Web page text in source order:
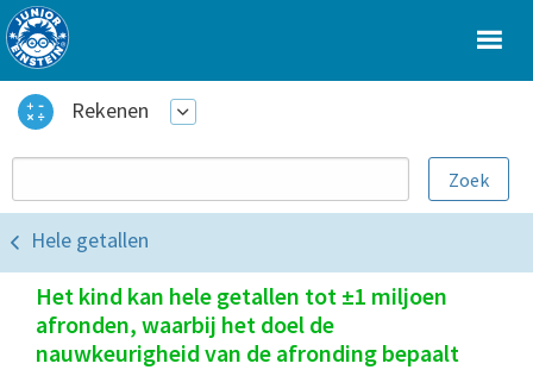
Rekenen
Hele getallen
Het kind kan hele getallen tot ±1 miljoen
afronden, waarbij het doel de
nauwkeurigheid van de afronding bepaalt